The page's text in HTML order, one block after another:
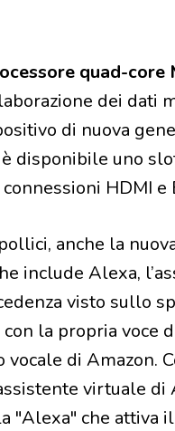
quad-core
dei dati
di nuova
disponibile uno
HDMI e
anche la
include Alexa,
visto sullo
la propria voce
di Amazon.
virtuale
"Alexa" che attiva